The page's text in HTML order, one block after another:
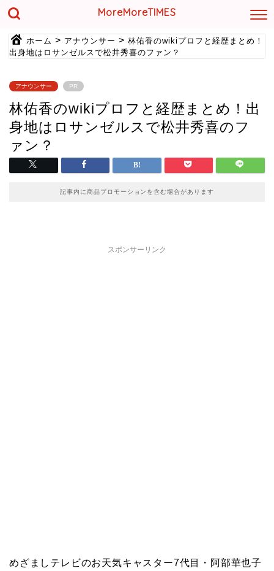
MoreMoreTIMES
ホーム > アナウンサー > 林佑香のwikiプロフと経歴まとめ！
出身地はロサンゼルスで松井秀喜のファン？
アナウンサー PR
林佑香のwikiプロフと経歴まとめ！出
身地はロサンゼルスで松井秀喜のフ
ァン？
記事内に商品プロモーションを含む場合があります
スポンサーリンク
めざましテレビのお天気キャスター7代目・阿部華也子